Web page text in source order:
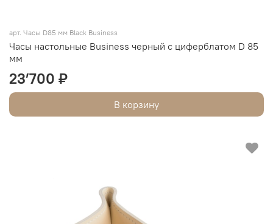
арт. Часы D85 мм Black Business
Часы настольные Business черный с циферблатом D 85
мм
23’700 ₽
В корзину